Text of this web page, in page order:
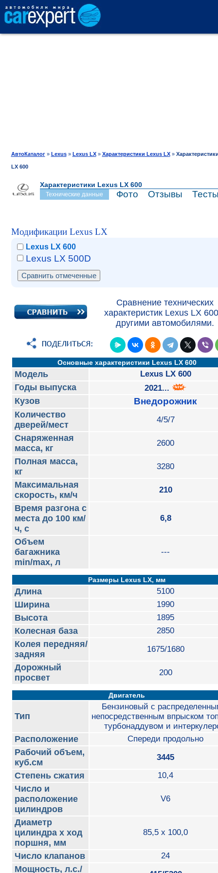
ТЕСТ-ДРАЙВ
ПРОДАЖА
АвтоКаталог» Lexus» Lexus LX» Характеристики Lexus LX»
LX 600
Характеристики Lexus LX 600
Технические данные Фото Отзывы
Модификации Lexus LX
Lexus LX 600
Lexus LX 500D
Сравнение технических
характеристик Lexus LX
другими автомобилями.
Основные характеристики Lexus LX 600
Модель Lexus LX 600
Годы выпуска 2021...
Кузов Внедорожник
Количество
дверей/мест
4/5/7
Снаряженная
масса, кг
2600
Полная масса,
кг
3280
Максимальная
скорость, км/ч
210
Время разгона с
места до 100 км/
ч, с
6,8
Объем
багажника
min/max, л
---
Размеры Lexus LX, мм
Длина 5100
Ширина 1990
Высота 1895
Колесная база 2850
Колея передняя/
задняя
1675/1680
Дорожный
просвет
200
Двигатель
Тип
Бензиновый с
непосредственным впрыском
турбонаддувом и
Расположение Спереди продольно
Рабочий объем,
куб.см
3445
Степень сжатия 10,4
Число и
расположение
цилиндров
V6
Диаметр
цилиндра х ход
поршня, мм
85,5 x 100,0
Число клапанов 24
Мощность, л.с./